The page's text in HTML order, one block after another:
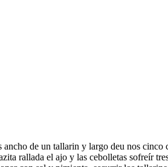
ancho de un tallarin y largo deu nos
rallada el ajo y las cebolletas sofreír